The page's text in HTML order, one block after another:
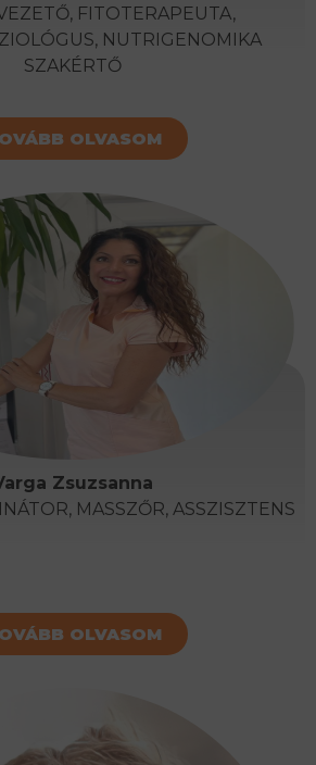
FITOTERAPEUTA,
NUTRIGENOMIKA
SZAKÉRTŐ
OLVASOM
Zsuzsanna
MASSZŐR, ASSZISZTENS
OLVASOM